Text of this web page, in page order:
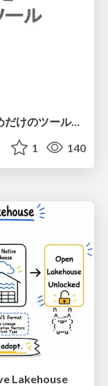
Lean は証明の正しさを確認するためだけのツールって思ってませんか？
1 140
Lakehouse